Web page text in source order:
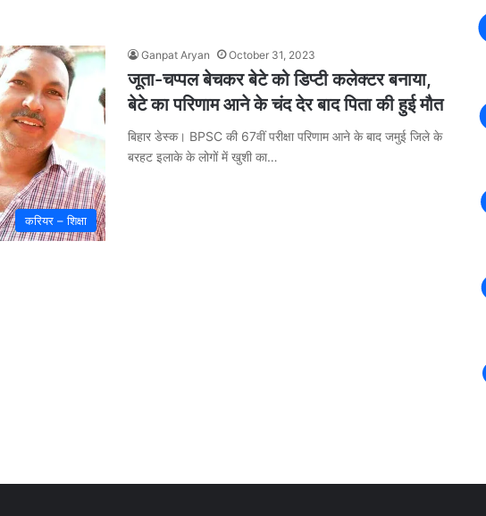
करियर – शिक्षा
Ganpat Aryan October 31, 2023
जूता-चप्‍पल बेचकर बेटे को डिप्‍टी कलेक्‍टर बनाया,
बेटे का परिणाम आने के चंद देर बाद पिता की हुई मौत
बिहार डेस्क। BPSC की 67वीं परीक्षा परिणाम आने के बाद जमुई जिले के
बरहट इलाके के लोगों में खुशी का…